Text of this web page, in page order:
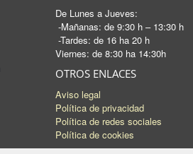
De Lunes a Jueves:
-Mañanas: de 9:30 h – 13:30 h
-Tardes: de 16 ha 20 h
Viernes: de 8:30 ha 14:30h
OTROS ENLACES
Aviso legal
Política de privacidad
Política de redes sociales
Política de cookies